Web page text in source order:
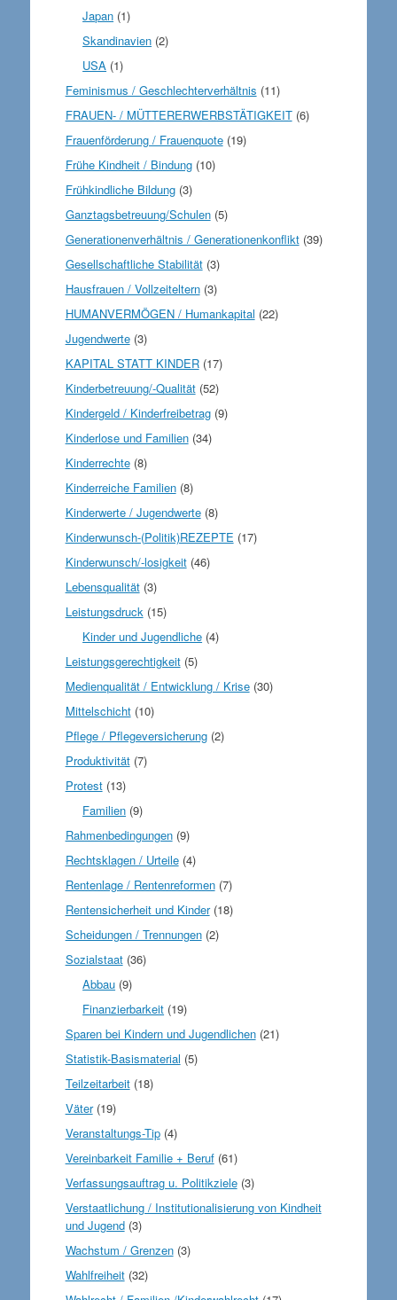
Japan (1)
Skandinavien (2)
USA (1)
Feminismus / Geschlechterverhältnis (11)
FRAUEN- / MÜTTERERWERBSTÄTIGKEIT(6)
Frauenförderung / Frauenquote(19)
Frühe Kindheit / Bindung(10)
Frühkindliche Bildung(3)
Ganztagsbetreuung/Schulen(5)
Generationenverhältnis / Generationenkonflikt(39)
Gesellschaftliche Stabilität(3)
Hausfrauen / Vollzeiteltern(3)
HUMANVERMÖGEN / Humankapital (22)
Jugendwerte(3)
KAPITAL STATT KINDER(17)
Kinderbetreuung/-Qualität(52)
Kindergeld / Kinderfreibetrag(9)
Kinderlose und Familien(34)
Kinderrechte(8)
Kinderreiche Familien(8)
Kinderwerte / Jugendwerte(8)
Kinderwunsch-(Politik)REZEPTE (17)
Kinderwunsch/-losigkeit(46)
Lebensqualität(3)
Leistungsdruck(15)
Kinder und Jugendliche (4)
Leistungsgerechtigkeit(5)
Medienqualität / Entwicklung / Krise(30)
Mittelschicht(10)
Pflege / Pflegeversicherung(2)
Produktivität(7)
Protest(13)
Familien (9)
Rahmenbedingungen(9)
Rechtsklagen / Urteile(4)
Rentenlage / Rentenreformen(7)
Rentensicherheit und Kinder(18)
Scheidungen / Trennungen(2)
Sozialstaat(36)
Abbau (9)
Finanzierbarkeit (19)
Sparen bei Kindern und Jugendlichen(21)
Statistik-Basismaterial (5)
Teilzeitarbeit(18)
Väter(19)
Veranstaltungs-Tip(4)
Vereinbarkeit Familie + Beruf(61)
Verfassungsauftrag u. Politikziele(3)
Verstaatlichung / Institutionalisierung von Kindheit
und Jugend(3)
Wachstum / Grenzen(3)
Wahlfreiheit(32)